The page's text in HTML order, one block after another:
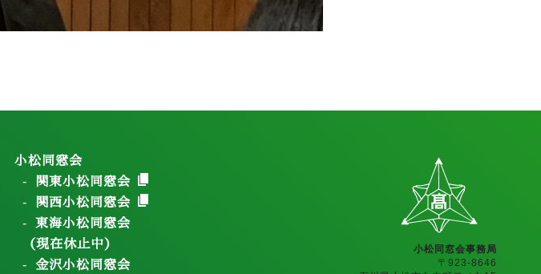
小松同窓会
関東小松同窓会
関西小松同窓会
東海小松同窓会
（現在休止中）
金沢小松同窓会
小松同窓会事務局
〒923-8646